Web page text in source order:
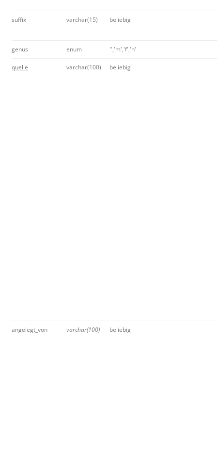
suffix varchar(15) beliebig
genus enum '','m','f','n'
quelle varchar(100) beliebig
angelegt_von varchar(100) beliebig